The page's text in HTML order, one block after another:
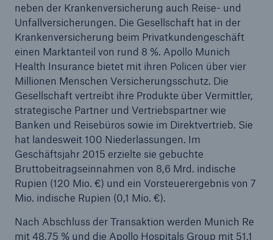
neben der Krankenversicherung auch Reise- und
Unfallversicherungen. Die Gesellschaft hat in der
Krankenversicherung beim Privatkundengeschäft
einen Marktanteil von rund 8 %. Apollo Munich
Health Insurance bietet mit ihren Policen über vier
Millionen Menschen Versicherungsschutz. Die
Gesellschaft vertreibt ihre Produkte über Vermittler,
strategische Partner und Vertriebspartner wie
Banken und Reisebüros sowie im Direktvertrieb. Sie
hat landesweit 100 Niederlassungen. Im
Geschäftsjahr 2015 erzielte sie gebuchte
Bruttobeitragseinnahmen von 8,6 Mrd. indische
Rupien (120 Mio. €) und ein Vorsteuerergebnis von 7
Mio. indische Rupien (0,1 Mio. €).
Nach Abschluss der Transaktion werden Munich Re
mit 48,75 % und die Apollo Hospitals Group mit 51,1
Marine Trend Radar 2025
Naturkatastrophen
Versicherungslücke: der Anteil der nicht
versicherten Schäden aus Naturkatastrophen
seit 1980 beträgt
71.8%